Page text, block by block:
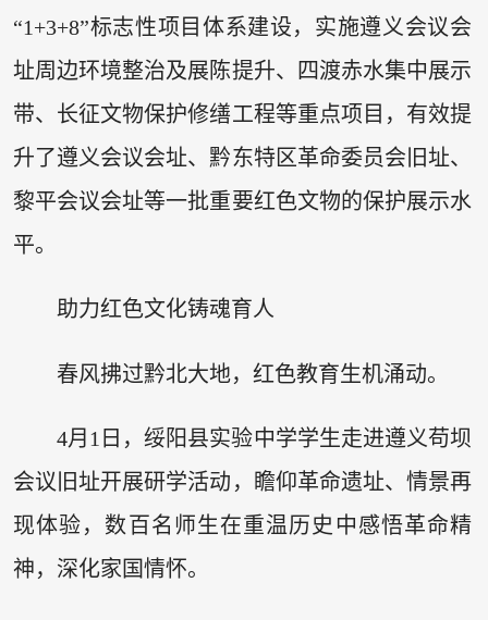
“1+3+8”标志性项目体系建设，实施遵义会议会
址周边环境整治及展陈提升、四渡赤水集中展示
带、长征文物保护修缮工程等重点项目，有效提
升了遵义会议会址、黔东特区革命委员会旧址、
黎平会议会址等一批重要红色文物的保护展示水
平。
助力红色文化铸魂育人
春风拂过黔北大地，红色教育生机涌动。
4月1日，绥阳县实验中学学生走进遵义苟坝
会议旧址开展研学活动，瞻仰革命遗址、情景再
现体验，数百名师生在重温历史中感悟革命精
神，深化家国情怀。